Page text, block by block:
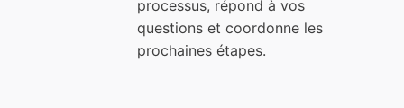
processus, répond à vos
questions et coordonne les
prochaines étapes.